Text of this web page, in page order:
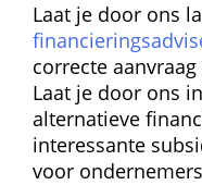
Laat je door ons
correcte
Laat je door ons
alternatieve
interessante
voor